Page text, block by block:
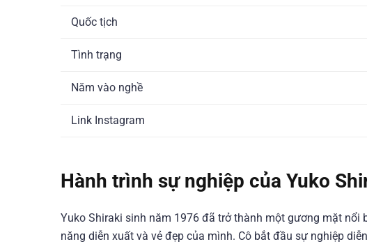
Quốc tịch
Tình trạng
Năm vào nghề
Link Instagram
Hành trình sự nghiệp của Yuko
Yuko Shiraki sinh năm 1976 đã trở thành một gương mặt
năng diễn xuất và vẻ đẹp của mình. Cô bắt đầu sự nghiệp